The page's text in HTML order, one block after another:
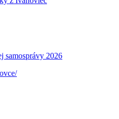
samosprávy 2026